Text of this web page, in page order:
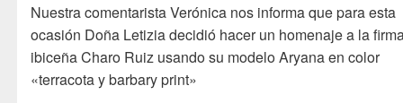
Nuestra comentarista Verónica nos informa que para esta
ocasión Doña Letizia decidió hacer un homenaje a la
ibiceña Charo Ruiz usando su modelo Aryana en color
«terracota y barbary print»